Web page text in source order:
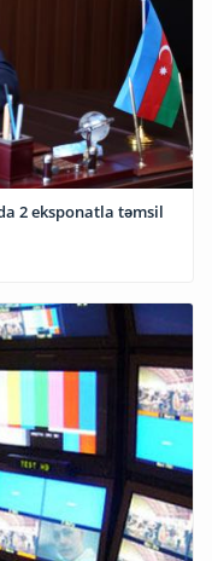
2 eksponatla təmsil